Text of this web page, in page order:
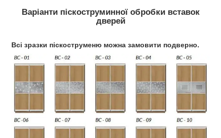
Варіанти піскоструминної обробки вставок
дверей
Всі зразки піскоструменю можна замовити подверно.